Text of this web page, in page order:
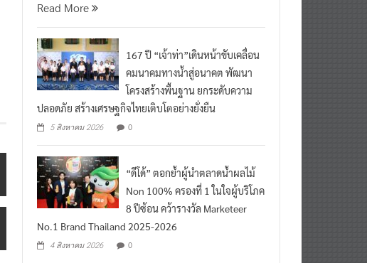
167 ปี “เจ้าท่า”เดินหน้าขับเคลื่อน
คมนาคมทางน้ำสู่อนาคต พัฒนา
โครงสร้างพื้นฐาน ยกระดับความ
ปลอดภัย สร้างเศรษฐกิจไทยเติบโตอย่างยั่งยืน
0
Non 100% ครองที่ 1 ในใจผู้บริโภค
8 ปีซ้อน คว้ารางวัล Marketeer
No.1 Brand Thailand 2025-2026
0